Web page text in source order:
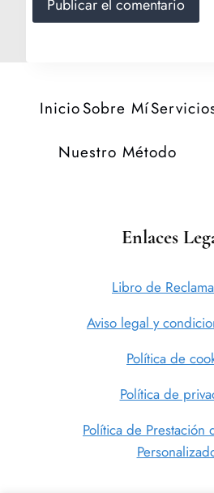
InicioSobre Mí
Nuestro Método
Enlaces
Libro de
Aviso legal y
Política de
Política de
Política de Prestación